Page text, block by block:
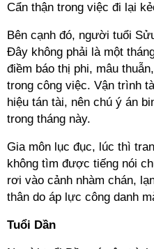
Cẩn thận trong việc đi lại
Bên cạnh đó, người tuổi
Đây không phải là một
điềm báo thị phi, mâu
trong công việc. Vận trình
hiệu tán tài, nên chú ý án
trong tháng này.
Gia môn lục đục, lúc thì
không tìm được tiếng nói
rơi vào cảnh nhàm chán,
thân do áp lực công danh
Tuổi Dần